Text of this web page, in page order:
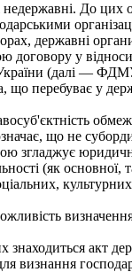
До цих
державні
у
(далі — ФДМУ)
перебуває у
що не
згладжує
(як
акт
визнання